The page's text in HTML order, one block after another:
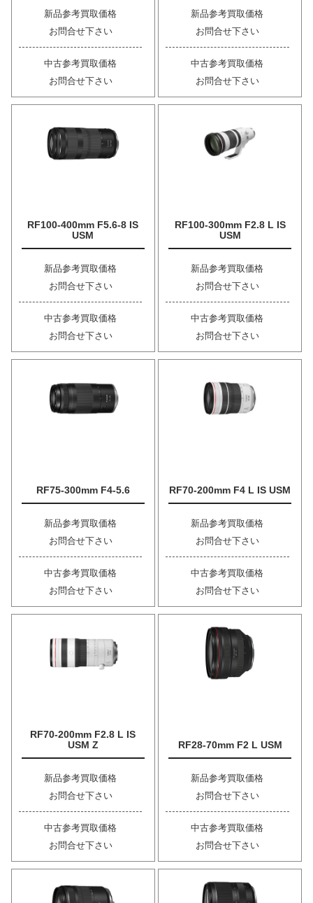
新品参考買取価格
お問合せ下さい
中古参考買取価格
お問合せ下さい
新品参考買取価格
お問合せ下さい
中古参考買取価格
お問合せ下さい
RF100-400mm F5.6-8 IS
USM
新品参考買取価格
お問合せ下さい
中古参考買取価格
お問合せ下さい
RF100-300mm F2.8 L IS
USM
新品参考買取価格
お問合せ下さい
中古参考買取価格
お問合せ下さい
RF75-300mm F4-5.6
新品参考買取価格
お問合せ下さい
中古参考買取価格
お問合せ下さい
RF70-200mm F4 L IS USM
新品参考買取価格
お問合せ下さい
中古参考買取価格
お問合せ下さい
RF70-200mm F2.8 L IS
USM Z
新品参考買取価格
お問合せ下さい
中古参考買取価格
お問合せ下さい
RF28-70mm F2 L USM
新品参考買取価格
お問合せ下さい
中古参考買取価格
お問合せ下さい